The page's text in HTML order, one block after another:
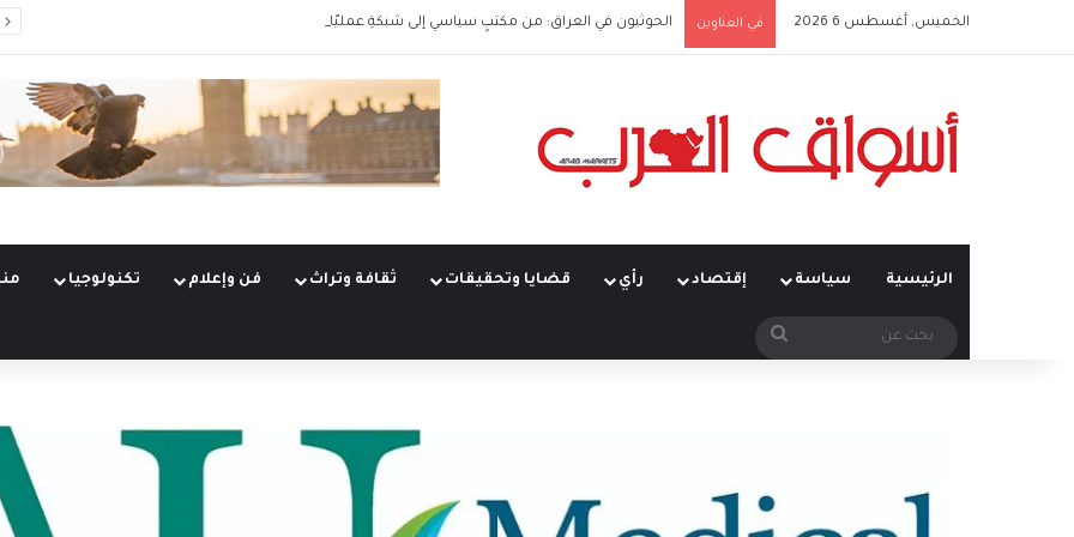
الخميس, أغسطس 6 2026 في العناوين الحوثيون في العراق: من مكتبٍ سياسي إلى شبكةِ عمليّات
الرئيسية سياسة إقتصاد رأي قضايا وتحقيقات ثقافة وتراث فن وإعلام تكنولوجيا
بحث